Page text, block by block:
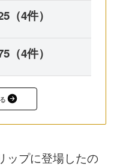
（4件）
（4件）
ップに登場したの